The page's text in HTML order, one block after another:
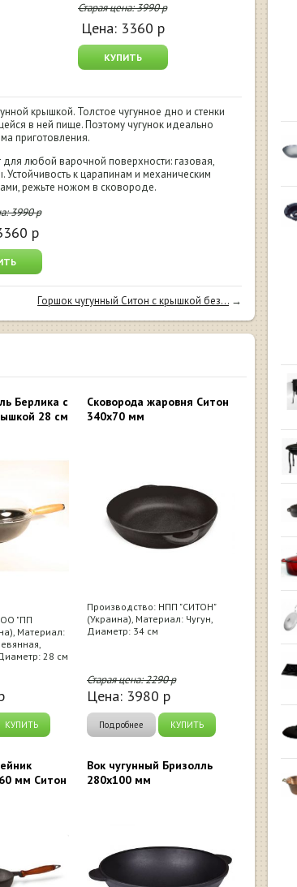
Старая цена:3990р
Цена: 3360 р
КУПИТЬ
крышкой. Толстое чугунное дно и стенки
в ней пище. Поэтому чугунок идеально
приготовления.
любой варочной поверхности: газовая,
к царапинам и механическим
режьте ножом в сковороде.
3990р
р
Горшок чугунный Ситон с крышкой без... →
Берлика с
28 см
"ПП
Материал:
28 см
КУПИТЬ
Сковорода жаровня Ситон
340х70 мм
Производство: НПП "СИТОН"
(Украина), Материал: Чугун,
Диаметр: 34 см
Старая цена:2290р
Цена: 3980 р
Подробнее КУПИТЬ
мм Ситон
Вок чугунный Бризолль
280х100 мм